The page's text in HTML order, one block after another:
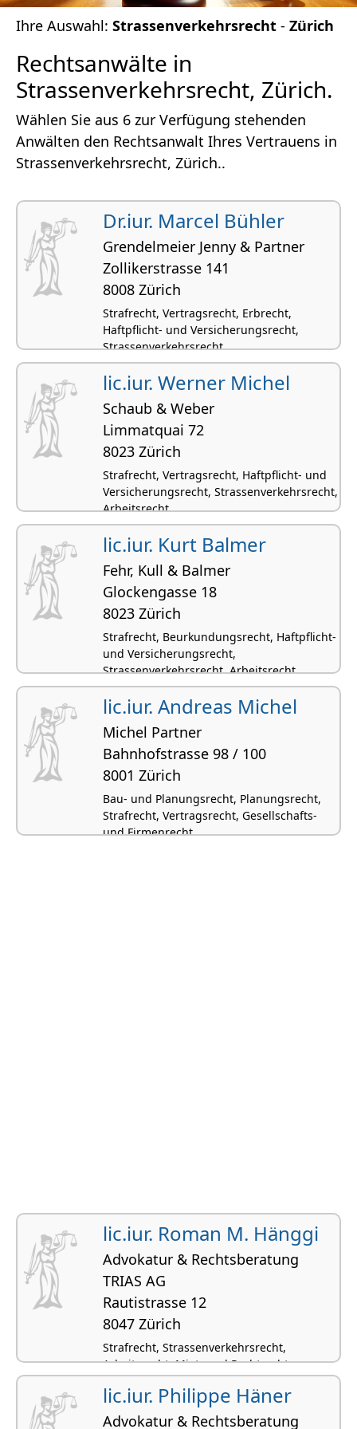
Ihre Auswahl: Strassenverkehrsrecht - Zürich
Rechtsanwälte in
Strassenverkehrsrecht, Zürich.
Wählen Sie aus 6 zur Verfügung stehenden
Anwälten den Rechtsanwalt Ihres Vertrauens in
Strassenverkehrsrecht, Zürich..
Dr.iur. Marcel Bühler
Grendelmeier Jenny & Partner
Zollikerstrasse 141
8008 Zürich
Strafrecht, Vertragsrecht, Erbrecht,
Haftpflicht- und Versicherungsrecht,
Strassenverkehrsrecht
lic.iur. Werner Michel
Schaub & Weber
Limmatquai 72
8023 Zürich
Strafrecht, Vertragsrecht, Haftpflicht- und
Versicherungsrecht, Strassenverkehrsrecht,
Arbeitsrecht
lic.iur. Kurt Balmer
Fehr, Kull & Balmer
Glockengasse 18
8023 Zürich
Strafrecht, Beurkundungsrecht, Haftpflicht-
und Versicherungsrecht,
Strassenverkehrsrecht, Arbeitsrecht
lic.iur. Andreas Michel
Michel Partner
Bahnhofstrasse 98 / 100
8001 Zürich
Bau- und Planungsrecht, Planungsrecht,
Strafrecht, Vertragsrecht, Gesellschafts-
und Firmenrecht
lic.iur. Roman M. Hänggi
Advokatur & Rechtsberatung
TRIAS AG
Rautistrasse 12
8047 Zürich
Strafrecht, Strassenverkehrsrecht,
Arbeitsrecht, Miet- und Pachtrecht,
Vormundschaftsrecht
lic.iur. Philippe Häner
Advokatur & Rechtsberatung